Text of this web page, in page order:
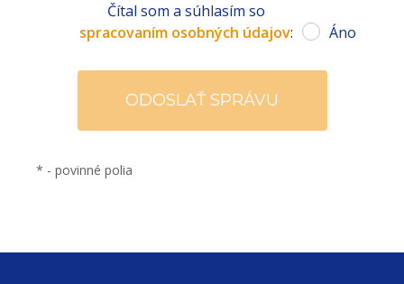
Čítal som a súhlasím so
spracovaním osobných údajov: Áno
* - povinné polia